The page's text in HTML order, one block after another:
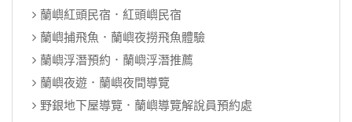
蘭嶼紅頭民宿．紅頭嶼民宿
蘭嶼捕飛魚．蘭嶼夜撈飛魚體驗
蘭嶼浮潛預約．蘭嶼浮潛推薦
蘭嶼夜遊．蘭嶼夜間導覽
野銀地下屋導覽．蘭嶼導覽解說員預約處